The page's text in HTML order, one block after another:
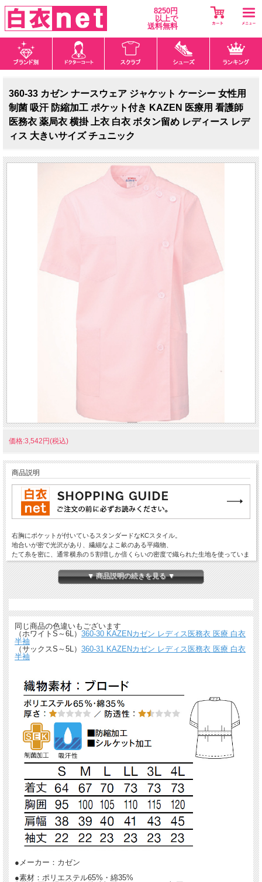
8250円
以上で
送料無料
360-33 カゼン ナースウェア ジャケット ケーシー 女性用
制菌 吸汗 防縮加工 ポケット付き KAZEN 医療用 看護師
医務衣 薬局衣 横掛 上衣 白衣 ボタン留め レディース レデ
ィス 大きいサイズ チュニック
価格:3,542円(税込)
商品説明
右胸にポケットが付いているスタンダードなKCスタイル。
地合いが密で光沢があり、繊細なよこ畝のある平織物、
たて糸を密に、通常横糸の５割増しか倍くらいの密度で織られた生地を使っていま
す。
▼ 商品説明の続きを見る ▼
同じ商品の色違いもございます
（ホワイトS～6L） 360-30 KAZENカゼン レディス医務衣 医療 白衣
半袖
（サックスS～5L） 360-31 KAZENカゼン レディス医務衣 医療 白衣
半袖
●メーカー：カゼン
●素材：ポリエステル65%・綿35%